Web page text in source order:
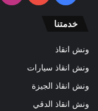
خدمتنا
ونش انقاذ
ونش انقاذ سيارات
ونش انقاذ الجيزة
ونش انقاذ الدقي